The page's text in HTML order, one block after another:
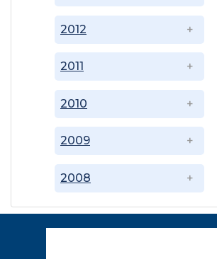
2008
2009
2010
2011
2012